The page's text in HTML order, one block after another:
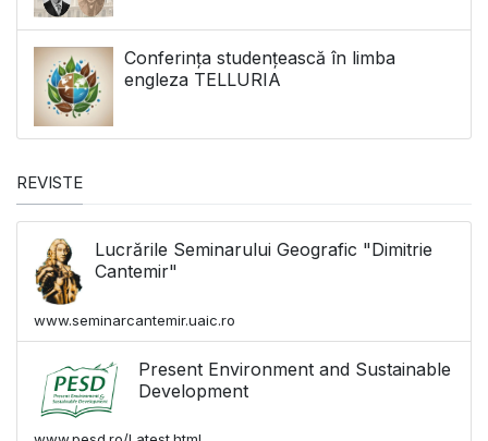
Conferința studențească în limba
engleza TELLURIA
REVISTE
Lucrările Seminarului Geografic "Dimitrie
Cantemir"
www.seminarcantemir.uaic.ro
Present Environment and Sustainable
Development